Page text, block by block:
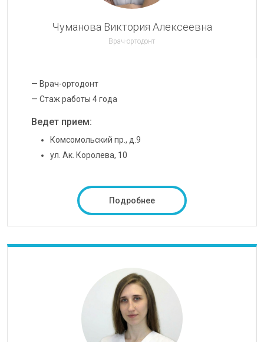
Чуманова Виктория Алексеевна
Врач-ортодонт
— Врач-ортодонт
— Стаж работы 4 года
Ведет прием:
Комсомольский пр., д.9
ул. Ак. Королева, 10
Подробнее